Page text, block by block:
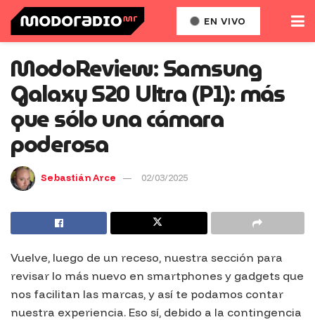
EN VIVO
ModoReview: Samsung
Galaxy S20 Ultra (P1): más
que sólo una cámara
poderosa
Sebastián Arce 02/03/2025
Vuelve, luego de un receso, nuestra sección para
revisar lo más nuevo en smartphones y gadgets que
nos facilitan las marcas, y así te podamos contar
nuestra experiencia. Eso sí, debido a la contingencia